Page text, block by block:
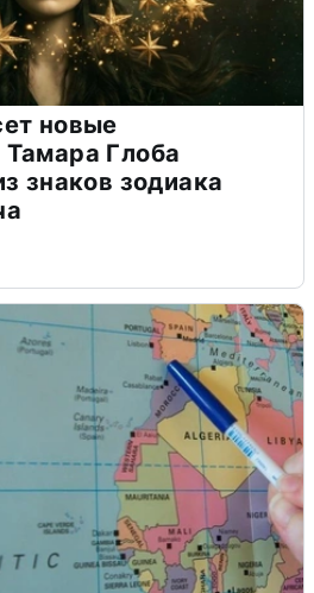
новые
Глоба
знаков зодиака